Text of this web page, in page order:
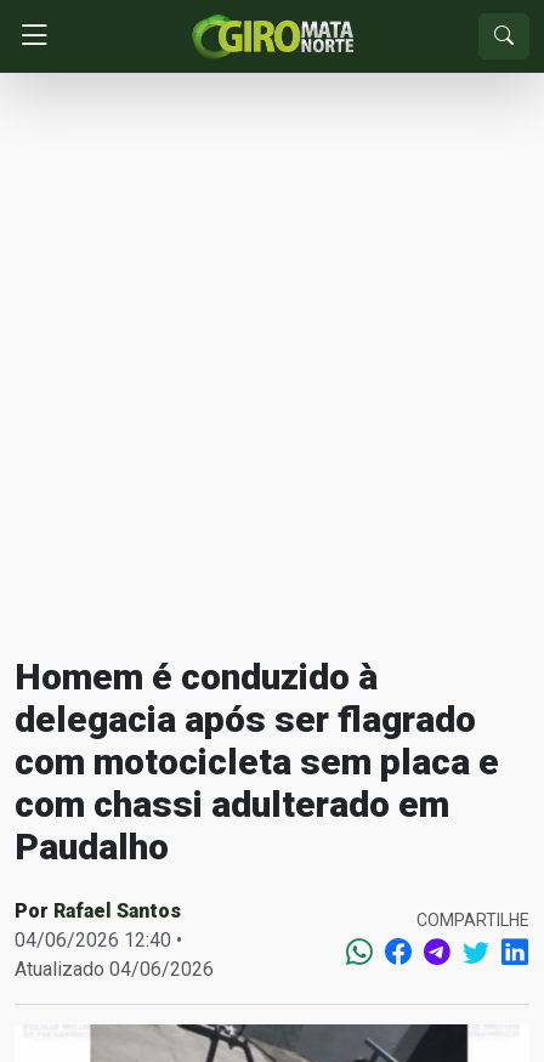
Homem é conduzido à
delegacia após ser flagrado
com motocicleta sem placa e
com chassi adulterado em
Paudalho
Por Rafael Santos
04/06/2026 12:40 •
Atualizado 04/06/2026
COMPARTILHE